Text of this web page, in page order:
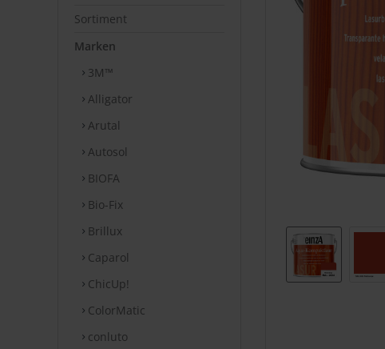
Sortiment
Marken
3M™
Alligator
Arutal
Autosol
BIOFA
Bio-Fix
Brillux
Caparol
ChicUp!
ColorMatic
conluto